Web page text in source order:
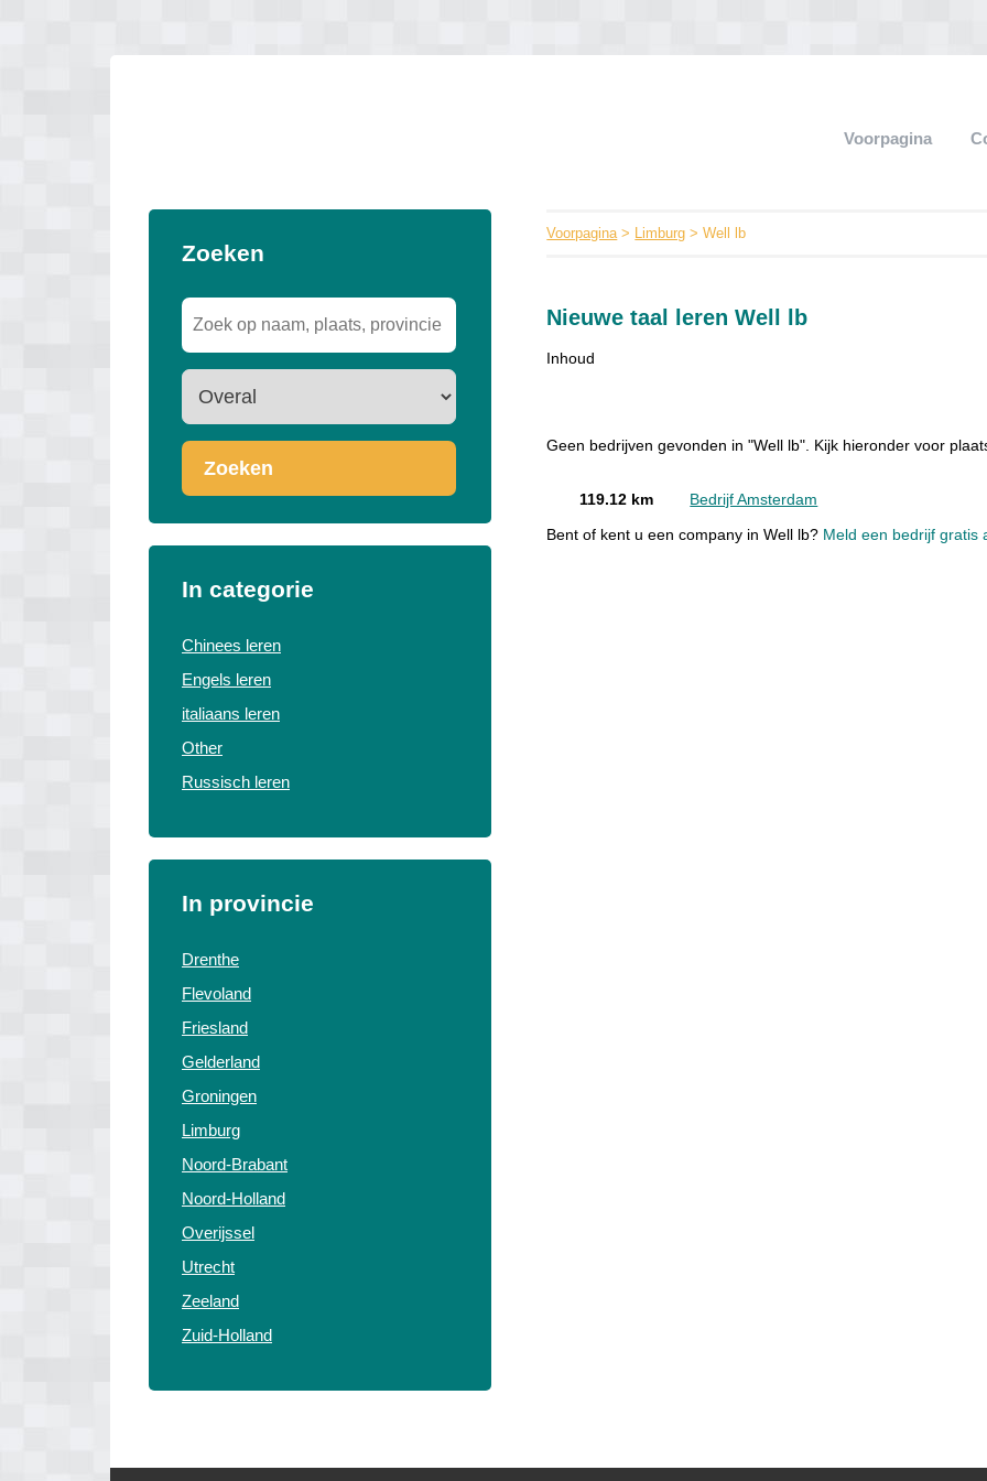
Voorpagina
Zoeken
Zoeken
In categorie
Chinees leren
Engels leren
italiaans leren
Other
Russisch leren
In provincie
Drenthe
Flevoland
Friesland
Gelderland
Groningen
Limburg
Noord-Brabant
Noord-Holland
Overijssel
Utrecht
Zeeland
Zuid-Holland
Voorpagina> Limburg > Well lb
Nieuwe taal leren Well lb
Inhoud
Geen bedrijven gevonden in "Well lb". Kijk hieronder voor
119.12 km Bedrijf Amsterdam
Bent of kent u een company in Well lb? Meld een bedrijf gratis